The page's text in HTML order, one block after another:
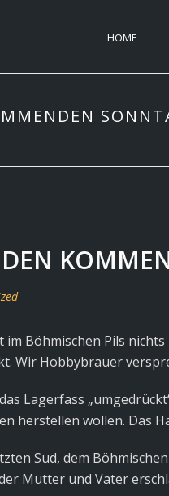
HOME
Böhmischen Pils
Wir Hobbybrauer
Lagerfass
herstellen wollen.
Sud, dem
Mutter und Vater